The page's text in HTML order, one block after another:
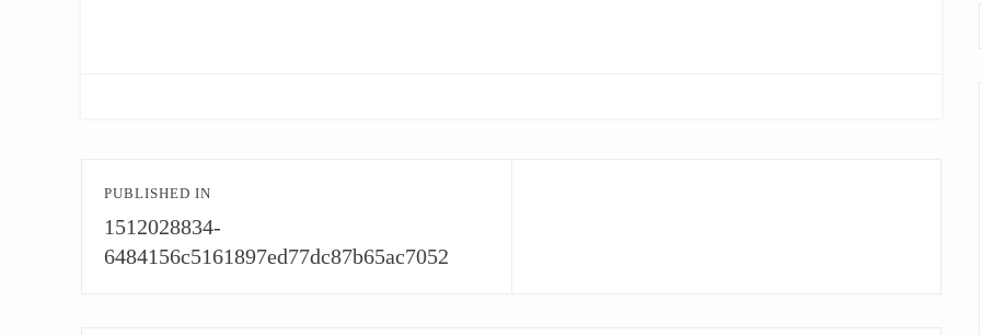
文
章
導
PUBLISHED IN
1512028834-
6484156c5161897ed77dc87b65ac7052